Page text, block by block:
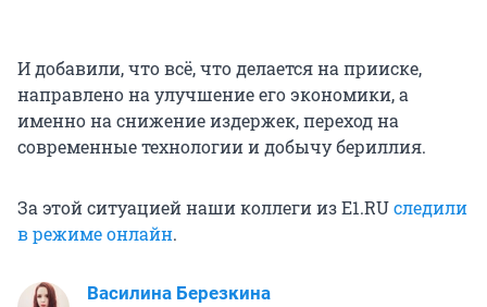
И добавили, что всё, что делается на прииске,
направлено на улучшение его экономики, а
именно на снижение издержек, переход на
современные технологии и добычу бериллия.
За этой ситуацией наши коллеги из Е1.RUследили
в режиме онлайн.
Василина Березкина